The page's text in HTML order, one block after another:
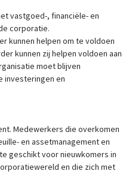
vastgoed-, financiële- en
corporatie.
kunnen helpen om te voldoen
kunnen zij helpen voldoen aan
moet blijven
investeringen en
Medewerkers die overkomen
en assetmanagement en
geschikt voor nieuwkomers in
en die zich met